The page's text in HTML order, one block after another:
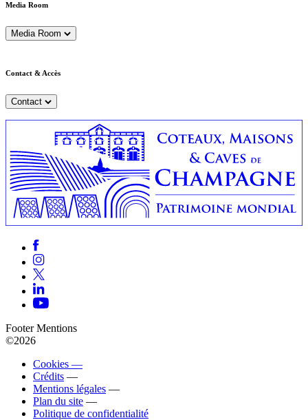
Media Room
Media Room
Contact & Accès
Contact
Footer Mentions
©2026
Cookies —
Crédits —
Mentions légales —
Plan du site —
Politique de confidentialité